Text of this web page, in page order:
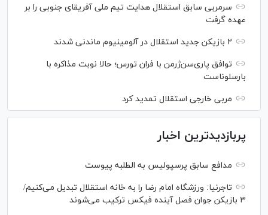
سرمربی سابق استقلال هدایت تیم ملی آفریقای جنوبی را بر
عهده گرفت
۲ بازیکن جدید استقلال در آلومینیوم ماندنی شدند
توافق پاری‌سن‌ژرمن با فران تورس؛ حالا نوبت مذاکره با
بارسلوناست
مربی خارجی استقلال تمدید کرد
پربازدیدترین اخبار
مدافع سابق پرسپولیس به الطلبه پیوست
تاجرنیا: ورزشگاه امام رضا را به خانه استقلال تبدیل می‌کنیم/
۳ بازیکن جوان فصل آینده فیکس ترکیب می‌شوند